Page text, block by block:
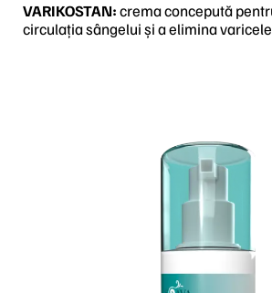
VARIKOSTAN:crema concepută
circulația sângelui și a elimina